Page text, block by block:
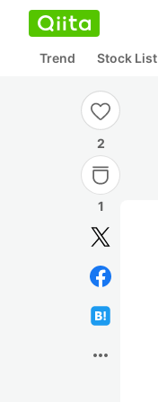
Trend Stock List
2
1
more_horiz